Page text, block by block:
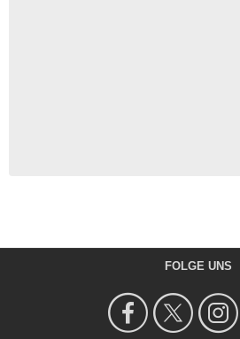
FOLGE UNS